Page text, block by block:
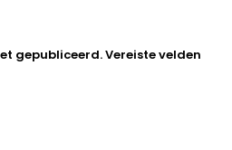
gepubliceerd.Vereiste velden